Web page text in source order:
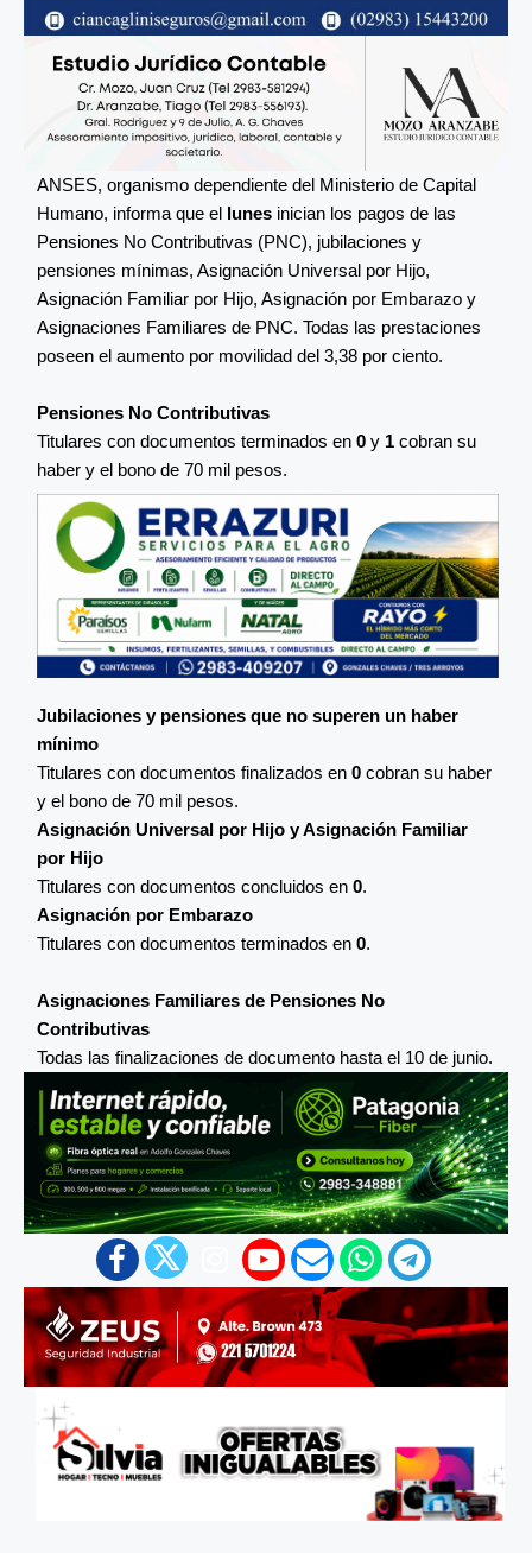
ANSES, organismo dependiente del Ministerio de Capital
Humano, informa que el lunes inician los pagos de las
Pensiones No Contributivas (PNC), jubilaciones y
pensiones mínimas, Asignación Universal por Hijo,
Asignación Familiar por Hijo, Asignación por Embarazo y
Asignaciones Familiares de PNC. Todas las prestaciones
poseen el aumento por movilidad del 3,38 por ciento.
Pensiones No Contributivas
Titulares con documentos terminados en 0 y 1 cobran su
haber y el bono de 70 mil pesos.
Jubilaciones y pensiones que no superen un haber
mínimo
Titulares con documentos finalizados en 0 cobran su haber
y el bono de 70 mil pesos.
Asignación Universal por Hijo y Asignación Familiar
por Hijo
Titulares con documentos concluidos en 0.
Asignación por Embarazo
Titulares con documentos terminados en 0.
Asignaciones Familiares de Pensiones No
Contributivas
Todas las finalizaciones de documento hasta el 10 de junio.